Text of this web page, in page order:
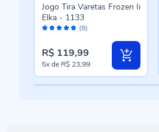
Avaliação: (8)
Jogo Tira Varetas Frozen Ii
Elka - 1133
R$ 119,99
5xde R$ 23,99